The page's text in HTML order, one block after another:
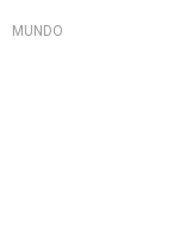
MUNDO